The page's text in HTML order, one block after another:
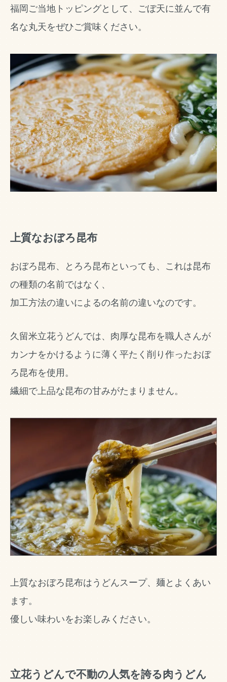
福岡ご当地トッピングとして、ごぼ天に並んで有
名な丸天をぜひご賞味ください。
上質なおぼろ昆布
おぼろ昆布、とろろ昆布といっても、これは昆布
の種類の名前ではなく、
加工方法の違いによるの名前の違いなのです。
久留米立花うどんでは、肉厚な昆布を職人さんが
カンナをかけるように薄く平たく削り作ったおぼ
ろ昆布を使用。
繊細で上品な昆布の甘みがたまりません。
上質なおぼろ昆布はうどんスープ、麺とよくあい
ます。
優しい味わいをお楽しみください。
立花うどんで不動の人気を誇る肉うどん